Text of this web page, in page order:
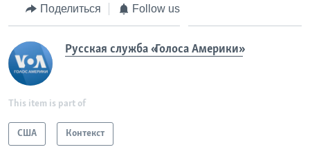
Поделиться Follow us
Русская служба «Голоса Америки»
This item is part of
США Контекст